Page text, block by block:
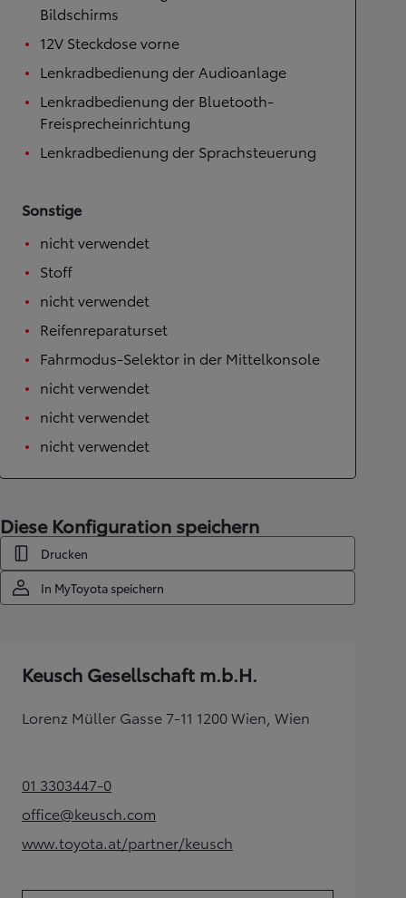
Bildschirms
12V Steckdose vorne
Lenkradbedienung der Audioanlage
Lenkradbedienung der Bluetooth-
Freisprecheinrichtung
Lenkradbedienung der Sprachsteuerung
Sonstige
nicht verwendet
Stoff
nicht verwendet
Reifenreparaturset
Fahrmodus-Selektor in der Mittelkonsole
nicht verwendet
nicht verwendet
nicht verwendet
Diese Konfiguration speichern
Drucken
In MyToyota speichern
Keusch Gesellschaft m.b.H.
Lorenz Müller Gasse 7-11 1200 Wien, Wien
01 3303447-0(Opens in new tab)
office@keusch.com
(Opens in new tab)
www.toyota.at/partner/keusch
(Opens in new tab)